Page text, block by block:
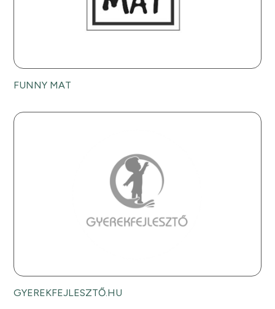
FUNNY MAT
GYEREKFEJLESZTŐ.HU